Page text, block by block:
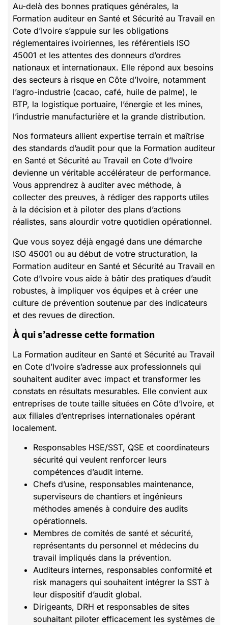
Au-delà des bonnes pratiques générales, la
Formation auditeur en Santé et Sécurité au Travail en
Cote d’Ivoire s’appuie sur les obligations
réglementaires ivoiriennes, les référentiels ISO
45001 et les attentes des donneurs d’ordres
nationaux et internationaux. Elle répond aux besoins
des secteurs à risque en Côte d’Ivoire, notamment
l’agro-industrie (cacao, café, huile de palme), le
BTP, la logistique portuaire, l’énergie et les mines,
l’industrie manufacturière et la grande distribution.
Nos formateurs allient expertise terrain et maîtrise
des standards d’audit pour que la Formation auditeur
en Santé et Sécurité au Travail en Cote d’Ivoire
devienne un véritable accélérateur de performance.
Vous apprendrez à auditer avec méthode, à
collecter des preuves, à rédiger des rapports utiles
à la décision et à piloter des plans d’actions
réalistes, sans alourdir votre quotidien opérationnel.
Que vous soyez déjà engagé dans une démarche
ISO 45001 ou au début de votre structuration, la
Formation auditeur en Santé et Sécurité au Travail en
Cote d’Ivoire vous aide à bâtir des pratiques d’audit
robustes, à impliquer vos équipes et à créer une
culture de prévention soutenue par des indicateurs
et des revues de direction.
À qui s’adresse cette formation
La Formation auditeur en Santé et Sécurité au Travail
en Cote d’Ivoire s’adresse aux professionnels qui
souhaitent auditer avec impact et transformer les
constats en résultats mesurables. Elle convient aux
entreprises de toute taille situées en Côte d’Ivoire, et
aux filiales d’entreprises internationales opérant
localement.
Responsables HSE/SST, QSE et coordinateurs
sécurité qui veulent renforcer leurs
compétences d’audit interne.
Chefs d’usine, responsables maintenance,
superviseurs de chantiers et ingénieurs
méthodes amenés à conduire des audits
opérationnels.
Membres de comités de santé et sécurité,
représentants du personnel et médecins du
travail impliqués dans la prévention.
Auditeurs internes, responsables conformité et
risk managers qui souhaitent intégrer la SST à
leur dispositif d’audit global.
Dirigeants, DRH et responsables de sites
souhaitant piloter efficacement les systèmes de